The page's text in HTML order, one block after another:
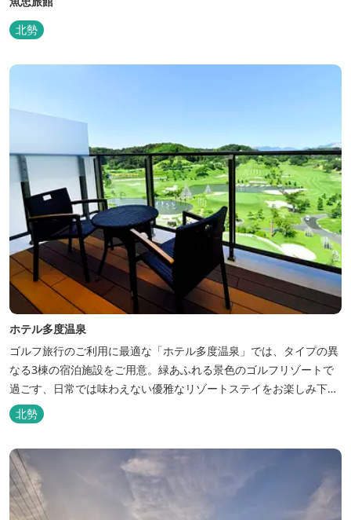
北勢
ホテル多度温泉
ゴルフ旅行のご利用に最適な「ホテル多度温泉」では、タイプの異
なる3棟の宿泊施設をご用意。緑あふれる景色のゴルフリゾートで
過ごす、日常では味わえない優雅なリゾートステイをお楽しみ下さ
い。
北勢